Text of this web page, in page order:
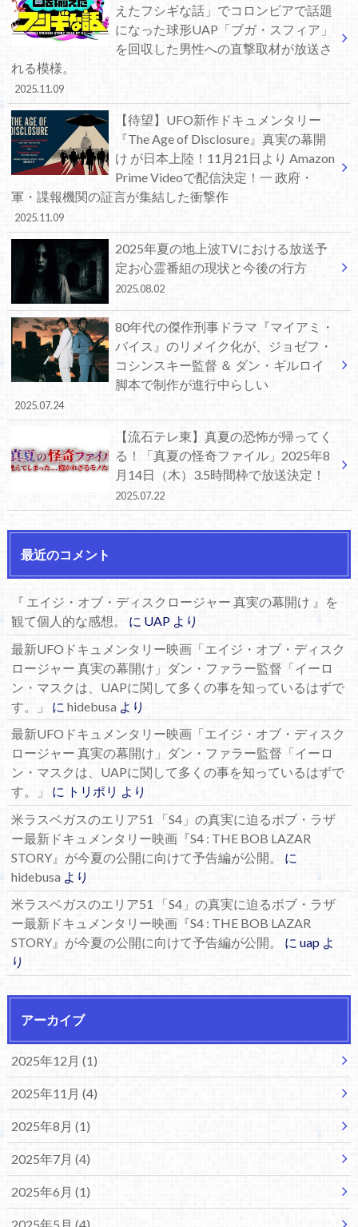
えたフシギな話」でコロンビアで話題
になった球形UAP「ブガ・スフィア」
を回収した男性への直撃取材が放送さ
れる模様。
2025.11.09
【待望】UFO新作ドキュメンタリー
『The Age of Disclosure』真実の幕開
け が日本上陸！11月21日より Amazon
Prime Videoで配信決定！一 政府・
軍・諜報機関の証言が集結した衝撃作
2025.11.09
2025年夏の地上波TVにおける放送予
定お心霊番組の現状と今後の行方
2025.08.02
80年代の傑作刑事ドラマ『マイアミ・
バイス』のリメイク化が、ジョゼフ・
コシンスキー監督 ＆ ダン・ギルロイ
脚本で制作が進行中らしい
2025.07.24
【流石テレ東】真夏の恐怖が帰ってく
る！「真夏の怪奇ファイル」2025年8
月14日（木）3.5時間枠で放送決定！
2025.07.22
最近のコメント
『 エイジ・オブ・ディスクロージャー 真実の幕開け 』を
観て個人的な感想。
に UAPより
最新UFOドキュメンタリー映画「エイジ・オブ・ディスク
ロージャー 真実の幕開け」ダン・ファラー監督「イーロ
ン・マスクは、UAPに関して多くの事を知っているはずで
す。」
に hidebusaより
最新UFOドキュメンタリー映画「エイジ・オブ・ディスク
ロージャー 真実の幕開け」ダン・ファラー監督「イーロ
ン・マスクは、UAPに関して多くの事を知っているはずで
す。」
に トリポリ より
米ラスベガスのエリア51 「S4」の真実に迫るボブ・ラザ
ー最新ドキュメンタリー映画『S4 : THE BOB LAZAR
STORY』が今夏の公開に向けて予告編が公開。
に
hidebusaより
米ラスベガスのエリア51 「S4」の真実に迫るボブ・ラザ
ー最新ドキュメンタリー映画『S4 : THE BOB LAZAR
STORY』が今夏の公開に向けて予告編が公開。
に uapよ
り
アーカイブ
2025年12月 (1)
2025年11月 (4)
2025年8月 (1)
2025年7月 (4)
2025年6月 (1)